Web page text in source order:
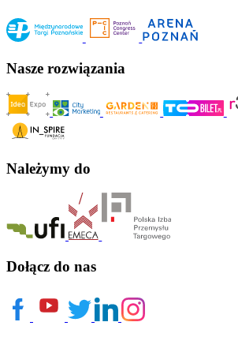
Nasze rozwiązania
Należymy do
Dołącz do nas